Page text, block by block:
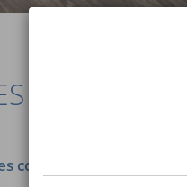
couvrantes, solidaires